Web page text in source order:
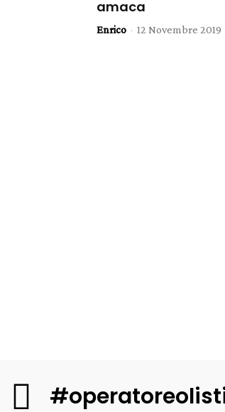
amaca
Enrico - 12 Novembre 2019